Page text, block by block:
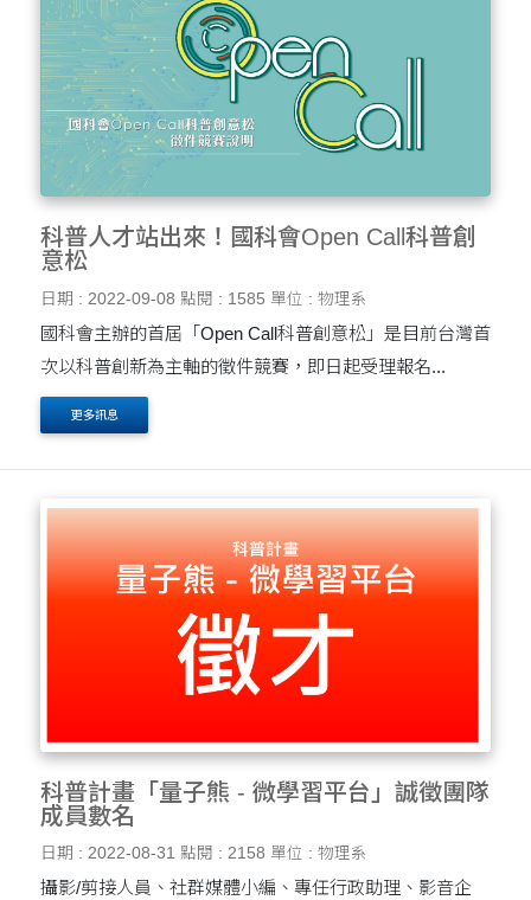
科普人才站出來！國科會Open Call科普創
意松
日期 : 2022-09-08 點閱 : 1585 單位 : 物理系
國科會主辦的首屆「Open Call科普創意松」是目前台灣首
次以科普創新為主軸的徵件競賽，即日起受理報名...
更多訊息
科普計畫「量子熊 - 微學習平台」誠徵團隊
成員數名
日期 : 2022-08-31 點閱 : 2158 單位 : 物理系
攝影/剪接人員、社群媒體小編、專任行政助理、影音企